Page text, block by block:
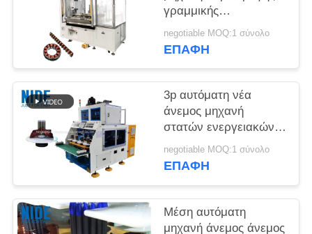
γραμμικής
περιστροφής τριών
πινών
negotiable MOQ:1 σύνολο
ΕΠΑΦΉ
3p αυτόματη νέα
άνεμος μηχανή
στατών ενεργειακών
μηχανών
negotiable MOQ:1 σύνολο
ΕΠΑΦΉ
Μέση αυτόματη
μηχανή άνεμος άνεμος